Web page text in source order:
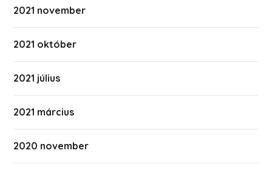
2021 november
2021 október
2021 július
2021 március
2020 november